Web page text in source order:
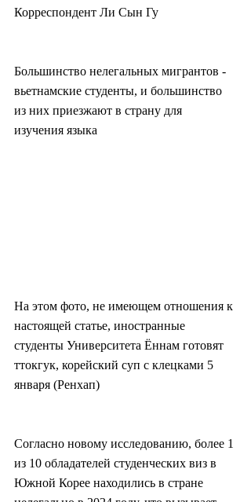
Корреспондент Ли Сын Гу
Большинство нелегальных мигрантов -
вьетнамские студенты, и большинство
из них приезжают в страну для
изучения языка
На этом фото, не имеющем отношения к
настоящей статье, иностранные
студенты Университета Ённам готовят
ттокгук, корейский суп с клецками 5
января (Ренхап)
Согласно новому исследованию, более 1
из 10 обладателей студенческих виз в
Южной Корее находились в стране